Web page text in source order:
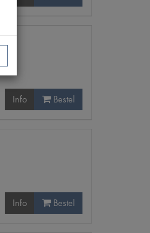
Info
Bestel
Info
Bestel